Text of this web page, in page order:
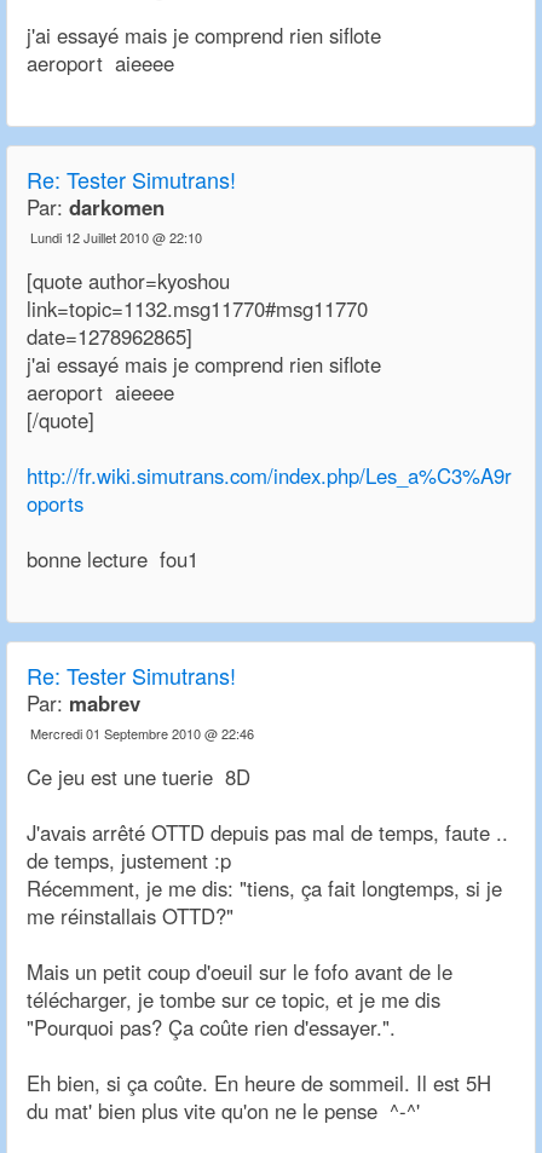
j'ai essayé mais je comprend rien siflote
aeroport aieeee
Re: Tester Simutrans!
Par: darkomen
Lundi 12 Juillet 2010 @ 22:10
[quote author=kyoshou
link=topic=1132.msg11770#msg11770
date=1278962865]
j'ai essayé mais je comprend rien siflote
aeroport aieeee
[/quote]
http://fr.wiki.simutrans.com/index.php/Les_a%C3%A9r
oports
bonne lecture fou1
Re: Tester Simutrans!
Par: mabrev
Mercredi 01 Septembre 2010 @ 22:46
Ce jeu est une tuerie 8D
J'avais arrêté OTTD depuis pas mal de temps, faute ..
de temps, justement :p
Récemment, je me dis: "tiens, ça fait longtemps, si je
me réinstallais OTTD?"
Mais un petit coup d'oeuil sur le fofo avant de le
télécharger, je tombe sur ce topic, et je me dis
"Pourquoi pas? Ça coûte rien d'essayer.".
Eh bien, si ça coûte. En heure de sommeil. Il est 5H
du mat' bien plus vite qu'on ne le pense ^-^'